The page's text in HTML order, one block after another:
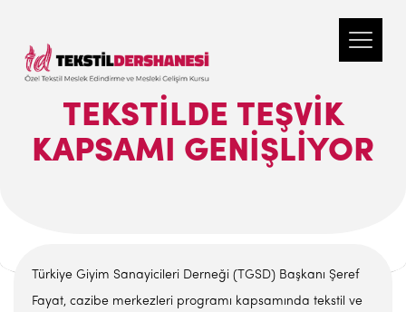
TEKSTILDE TEŞVIK
KAPSAMI GENIŞLIYOR
Türkiye Giyim Sanayicileri Derneği (TGSD) Başkanı Şeref
Fayat, cazibe merkezleri programı kapsamında tekstil ve